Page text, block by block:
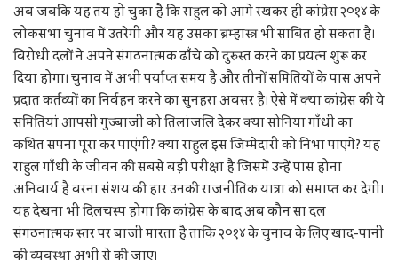
अब जबकि यह तय हो चुका है कि राहुल को आगे रखकर ही कांग्रेस २०१४ के
लोकसभा चुनाव में उतरेगी और यह उसका ब्रम्हास्त्र भी साबित हो सकता है।
विरोधी दलों ने अपने संगठनात्मक ढाँचे को दुरुस्त करने का प्रयत्न शुरू कर
दिया होगा। चुनाव में अभी पर्याप्त समय है और तीनों समितियों के पास अपने
प्रदात कर्तव्यों का निर्वहन करने का सुनहरा अवसर है। ऐसे में क्या कांग्रेस की ये
समितियां आपसी गुज्बाजी को तिलांजलि देकर क्या सोनिया गाँधी का
कथित सपना पूरा कर पाएंगी? क्या राहुल इस जिम्मेदारी को निभा पाएंगे? यह
राहुल गाँधी के जीवन की सबसे बड़ी परीक्षा है जिसमें उन्हें पास होना
अनिवार्य है वरना संशय की हार उनकी राजनीतिक यात्रा को समाप्त कर देगी।
यह देखना भी दिलचस्प होगा कि कांग्रेस के बाद अब कौन सा दल
संगठनात्मक स्तर पर बाजी मारता है ताकि २०१४ के चुनाव के लिए खाद-पानी